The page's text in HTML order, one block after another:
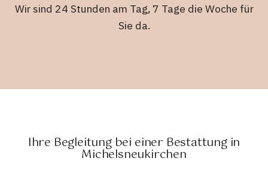
Wir sind 24 Stunden am Tag, 7 Tage die Woche für
Sie da.
Ihre Begleitung bei einer Bestattung in
Michelsneukirchen